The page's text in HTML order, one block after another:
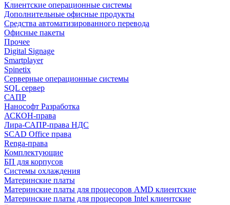
Клиентские операционные системы
Дополнительные офисные продукты
Средства автоматизированного перевода
Офисные пакеты
Прочее
Digital Signage
Smartplayer
Spinetix
Серверные операционные системы
SQL сервер
САПР
Нанософт Разработка
АСКОН-права
Лира-САПР-права НДС
SCAD Office права
Renga-права
Комплектующие
БП для корпусов
Системы охлаждения
Материнские платы
Материнские платы для процесоров AMD клиентские
Материнские платы для процесоров Intel клиентские